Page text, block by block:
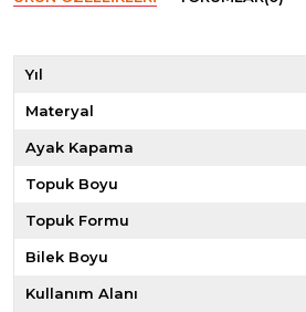
Yıl
Materyal
Ayak Kapama
Topuk Boyu
Topuk Formu
Bilek Boyu
Kullanım Alanı